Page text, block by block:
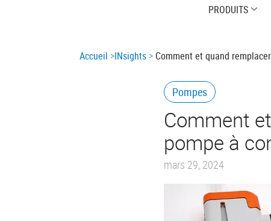
PRODUITS
Breadcrumb
Accueil INsights Comment et quand
Pompes
Comment
pompe à
mars 29, 2024